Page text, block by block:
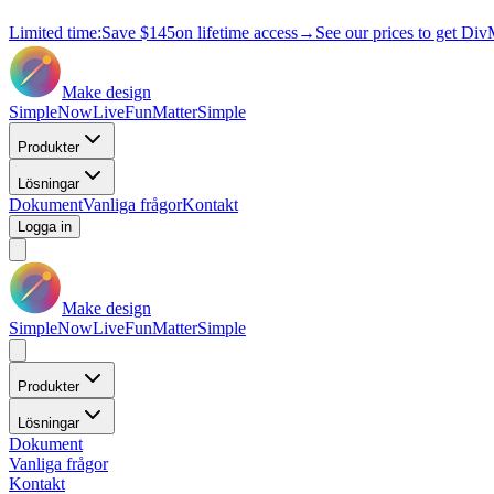
Limited time:Save $145on lifetime access→ See our prices to get
Make design
SimpleNowLiveFunMatterSimple
Produkter
Lösningar
DokumentVanliga frågorKontakt
Logga in
Make design
SimpleNowLiveFunMatterSimple
Produkter
Lösningar
Dokument
Vanliga frågor
Kontakt